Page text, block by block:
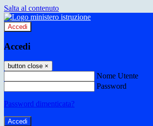
Salta al contenuto
Accedi
Accedi
button close ×
Nome Utente
Password
Password dimenticata?